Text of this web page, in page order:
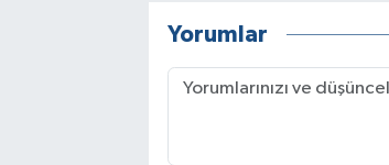
Yorumlar